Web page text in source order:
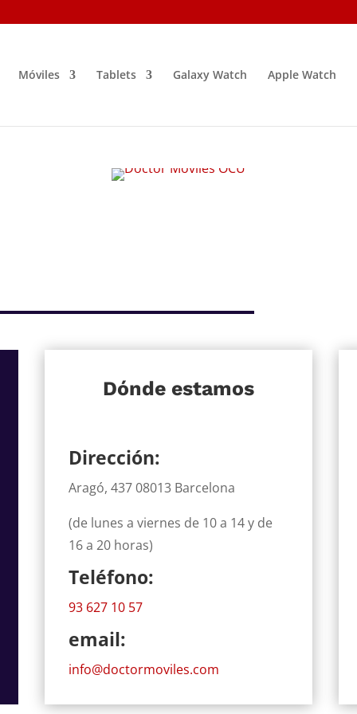
Móviles Tablets Galaxy Watch Apple Watch
Dónde estamos
Dirección:
Aragó, 437 08013 Barcelona
(de lunes a viernes de 10 a 14 y de
16 a 20 horas)
Teléfono:
93 627 10 57
email:
info@doctormoviles.com